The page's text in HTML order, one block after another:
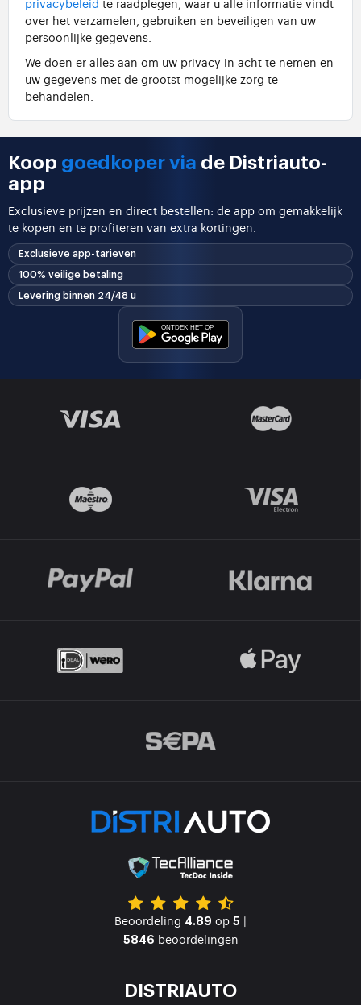
privacybeleid te raadplegen, waar u alle informatie vindt
over het verzamelen, gebruiken en beveiligen van uw
persoonlijke gegevens.
We doen er alles aan om uw privacy in acht te nemen en
uw gegevens met de grootst mogelijke zorg te
behandelen.
Koop goedkoper via de Distriauto-
app
Exclusieve prijzen en direct bestellen: de app om gemakkelijk
te kopen en te profiteren van extra kortingen.
Exclusieve app-tarieven
100% veilige betaling
Levering binnen 24/48 u
Beoordeling 4.89 op 5 |
5846 beoordelingen
DISTRIAUTO